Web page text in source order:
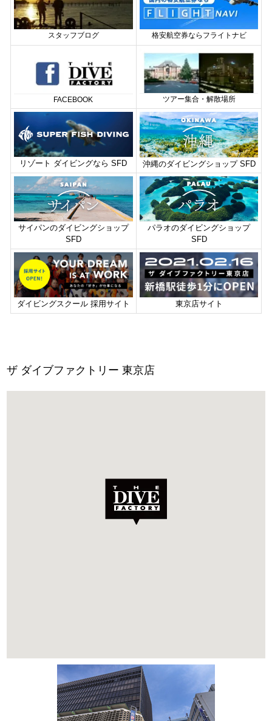
スタッフブログ 格安航空券ならフライトナビ
FACEBOOK ツアー集合・解散場所
リゾート ダイビングなら SFD 沖縄のダイビングショップ SFD
サイパンのダイビングショップ
SFD
パラオのダイビングショップ
SFD
ダイビングスクール 採用サイト 東京店サイト
ザ ダイブファクトリー 東京店